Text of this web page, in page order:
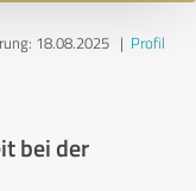
18.08.2025| Profil
bei der